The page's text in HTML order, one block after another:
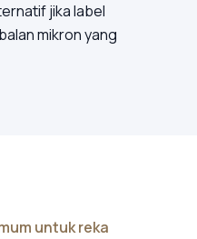
jika label
mikron yang
untuk reka